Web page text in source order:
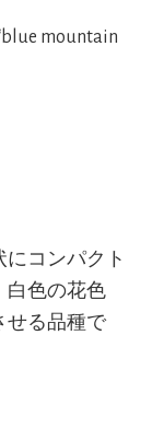
mountain
にコンパクト
白色の花色
せる品種で